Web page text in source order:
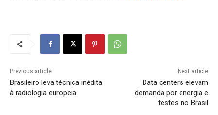
Previous article
Brasileiro leva técnica inédita
à radiologia europeia
Next article
Data centers elevam
demanda por energia e
testes no Brasil